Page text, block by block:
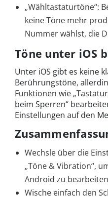
„Wähltastaturtöne“:
keine Töne mehr
Nummer wählst, die
Töne unter iOS
Unter iOS gibt es keine
Berührungstöne,
Funktionen wie
beim Sperren“
Einstellungen auf den
Wechsle über die
„Töne & Vibration“,
Android zu
Wische einfach den